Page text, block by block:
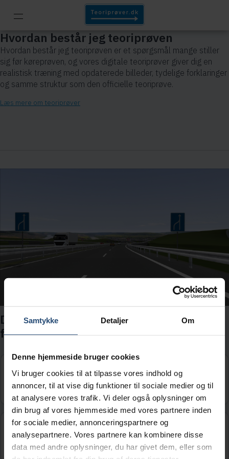
Samtykke Detaljer Om
Denne hjemmeside bruger cookies
Vi bruger cookies til at tilpasse vores indhold og
annoncer, til at vise dig funktioner til sociale medier og til
at analysere vores trafik. Vi deler også oplysninger om
din brug af vores hjemmeside med vores partnere inden
for sociale medier, annonceringspartnere og
analysepartnere. Vores partnere kan kombinere disse
data med andre oplysninger, du har givet dem, eller som
Hvordan består jeg teoriprøven
Hvordan består jeg teoriprøven er et spørgsmål mange stiller
sig før køreprøven, og vores digitale teoriprøver giver dig en
realistisk træning med opdaterede billeder, tydelige forklaringer
og samme struktur som den officielle teoriprøve.
Læs mere om teoriprøver
Du skal ligeud ad vejen. Hvordan vil du
fortsætte?
Længere fremme skal jeg køre efter reglen
for vognbaneskift.
Længere fremme skal jeg køre efter reglen
for sammenfletning.